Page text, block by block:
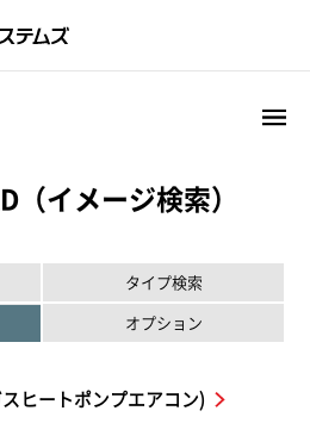
（イメージ検索）
タイプ検索
オプション
ヒートポンプエアコン)